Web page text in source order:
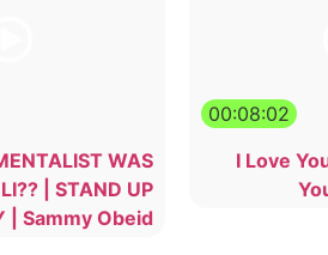
00:08:02
"I Love
WAS
| STAND UP
| Sammy Obeid